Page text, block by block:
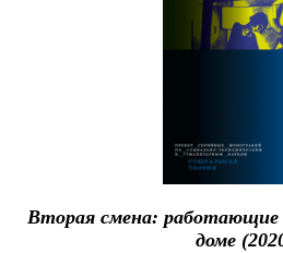
Вторая смена: работающие
доме